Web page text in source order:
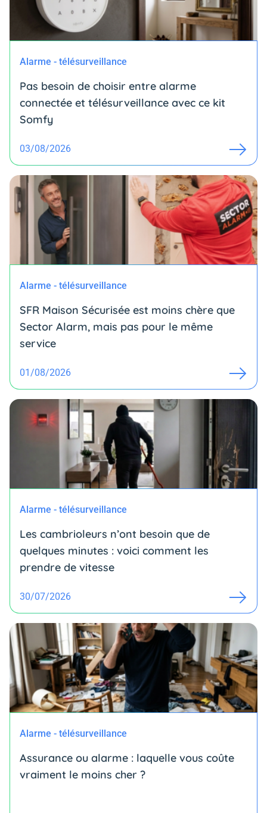
Alarme - télésurveillance
Pas besoin de choisir entre alarme
connectée et télésurveillance avec ce kit
Somfy
03/08/2026
Alarme - télésurveillance
SFR Maison Sécurisée est moins chère que
Sector Alarm, mais pas pour le même
service
01/08/2026
Alarme - télésurveillance
Les cambrioleurs n’ont besoin que de
quelques minutes : voici comment les
prendre de vitesse
30/07/2026
Alarme - télésurveillance
Assurance ou alarme : laquelle vous coûte
vraiment le moins cher ?